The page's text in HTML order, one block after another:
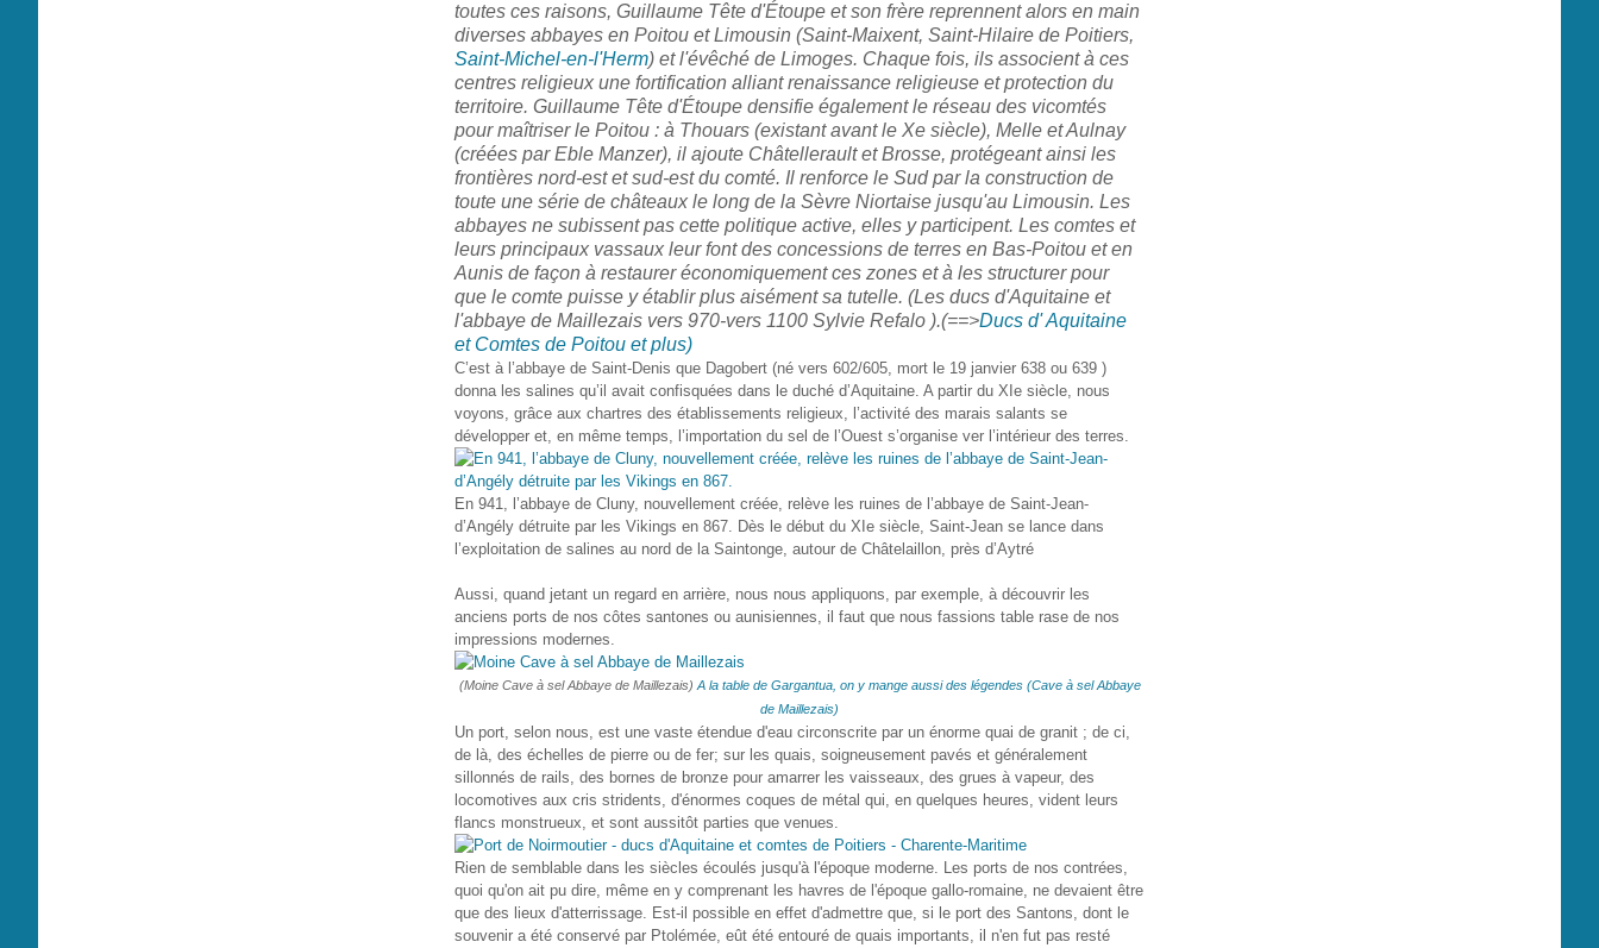
toutes ces raisons, Guillaume Tête d'Étoupe et son frère reprennent alors en main
diverses abbayes en Poitou et Limousin (Saint-Maixent, Saint-Hilaire de Poitiers,
Saint-Michel-en-l'Herm) et l'évêché de Limoges. Chaque fois, ils associent à ces
centres religieux une fortification alliant renaissance religieuse et protection du
territoire. Guillaume Tête d'Étoupe densifie également le réseau des vicomtés
pour maîtriser le Poitou : à Thouars (existant avant le Xe siècle), Melle et Aulnay
(créées par Eble Manzer), il ajoute Châtellerault et Brosse, protégeant ainsi les
frontières nord-est et sud-est du comté. Il renforce le Sud par la construction de
toute une série de châteaux le long de la Sèvre Niortaise jusqu'au Limousin. Les
abbayes ne subissent pas cette politique active, elles y participent. Les comtes et
leurs principaux vassaux leur font des concessions de terres en Bas-Poitou et en
Aunis de façon à restaurer économiquement ces zones et à les structurer pour
que le comte puisse y établir plus aisément sa tutelle. (Les ducs d'Aquitaine et
l'abbaye de Maillezais vers 970-vers 1100 Sylvie Refalo ).(==>Ducs d' Aquitaine
et Comtes de Poitou et plus)
C’est à l’abbaye de Saint-Denis que Dagobert (né vers 602/605, mort le 19 janvier 638 ou 639 )
donna les salines qu’il avait confisquées dans le duché d’Aquitaine. A partir du XIe siècle, nous
voyons, grâce aux chartres des établissements religieux, l’activité des marais salants se
développer et, en même temps, l’importation du sel de l’Ouest s’organise ver l’intérieur des terres.
En 941, l’abbaye de Cluny, nouvellement créée, relève les ruines de l’abbaye de Saint-Jean-
d’Angély détruite par les Vikings en 867. Dès le début du XIe siècle, Saint-Jean se lance dans
l’exploitation de salines au nord de la Saintonge, autour de Châtelaillon, près d’Aytré
Aussi, quand jetant un regard en arrière, nous nous appliquons, par exemple, à découvrir les
anciens ports de nos côtes santones ou aunisiennes, il faut que nous fassions table rase de nos
impressions modernes.
(Moine Cave à sel Abbaye de Maillezais) A la table de Gargantua, on y mange aussi des légendes (Cave à sel Abbaye
de Maillezais)
Un port, selon nous, est une vaste étendue d'eau circonscrite par un énorme quai de granit ; de ci,
de là, des échelles de pierre ou de fer; sur les quais, soigneusement pavés et généralement
sillonnés de rails, des bornes de bronze pour amarrer les vaisseaux, des grues à vapeur, des
locomotives aux cris stridents, d'énormes coques de métal qui, en quelques heures, vident leurs
flancs monstrueux, et sont aussitôt parties que venues.
Rien de semblable dans les siècles écoulés jusqu'à l'époque moderne. Les ports de nos contrées,
quoi qu'on ait pu dire, même en y comprenant les havres de l'époque gallo-romaine, ne devaient être
que des lieux d'atterrissage. Est-il possible en effet d'admettre que, si le port des Santons, dont le
souvenir a été conservé par Ptolémée, eût été entouré de quais importants, il n'en fut pas resté